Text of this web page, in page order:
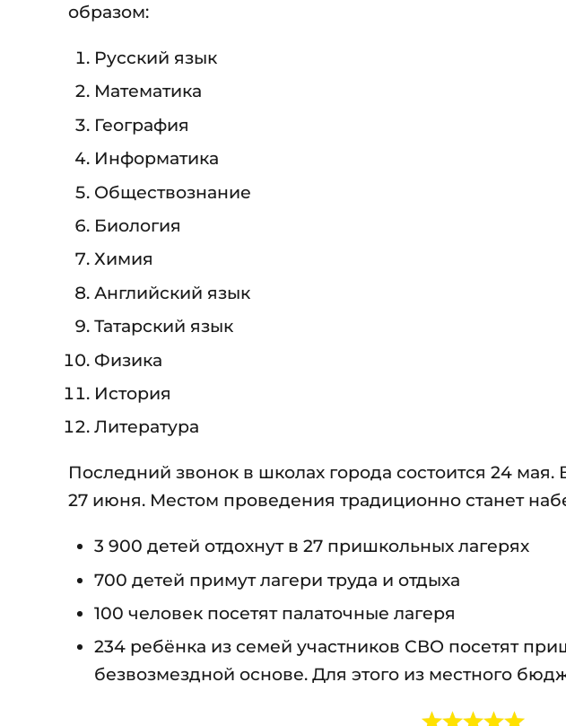
образом:
Русский язык
Математика
География
Информатика
Обществознание
Биология
Химия
Английский язык
Татарский язык
Физика
История
Литература
Последний звонок в школах города состоится 24
27 июня. Местом проведения традиционно станет
3 900 детей отдохнут в 27 пришкольных лагерях
700 детей примут лагери труда и отдыха
100 человек посетят палаточные лагеря
234 ребёнка из семей участников СВО посетят
безвозмездной основе. Для этого из местного